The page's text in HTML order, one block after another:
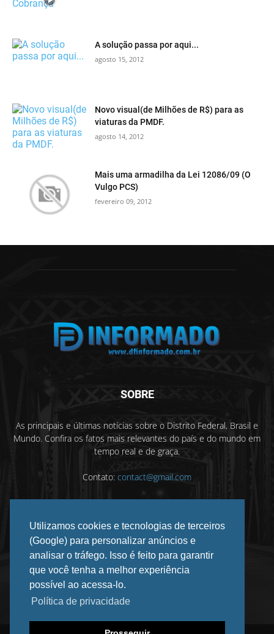
Utilizamos cookies e tecnologias de terceiros
(Google) para personalizar anúncios e
analisar o tráfego. Isso é feito para garantir
que você tenha a melhor experiência
possível ao acessa-lo.
Política de privacidade
A solução passa por aqui...
agosto 15, 2012
Novo visual(de Milhões de R$) para as
viaturas da PMDF.
agosto 14, 2012
Mais uma armadilha da Lei 12086/09 (O
Vulgo PCS)
fevereiro 09, 2012
SOBRE
As principais e últimas notícias sobre o Distrito Federal, Brasil e
Mundo. Confira os fatos mais relevantes do país e do mundo em
tempo real e de graça.
Contato: contact@gmail.com
SIGA-NOS